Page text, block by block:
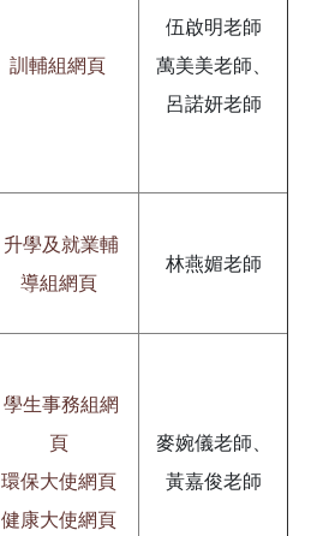
訓輔組網頁
伍啟明老師
萬美美老師、
呂諾妍老師
升學及就業輔
導組網頁
林燕媚老師
學生事務組網
頁
環保大使網頁
健康大使網頁
麥婉儀老師、
黃嘉俊老師